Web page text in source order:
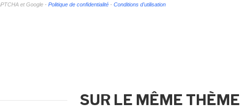
et Google - Politique de confidentialité - Conditions d'utilisation
SUR LE MÊME THÈME